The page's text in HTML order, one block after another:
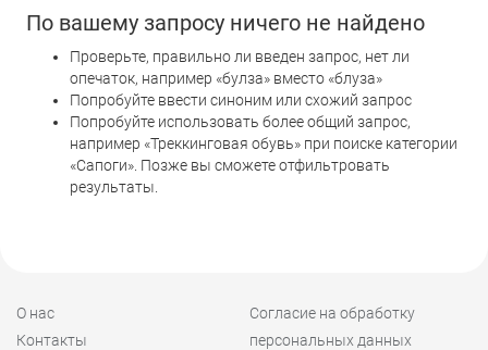
По вашему запросу ничего не найдено
Проверьте, правильно ли введен запрос, нет ли
опечаток, например «булза» вместо «блуза»
Попробуйте ввести синоним или схожий запрос
Попробуйте использовать более общий запрос,
например «Треккинговая обувь» при поиске категории
«Сапоги». Позже вы сможете отфильтровать
результаты.
О нас
Контакты
Согласие на обработку
персональных данных